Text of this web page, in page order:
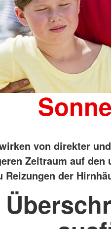
von direkter
Zeitraum auf den
Reizungen der